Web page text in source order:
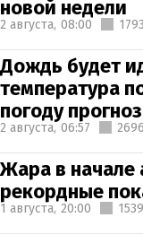
новой недели
2 августа, 08:00 1793
Дождь будет
температура
погоду
2 августа, 06:57 2696
Жара в начале
рекордные
1 августа, 20:00 1539